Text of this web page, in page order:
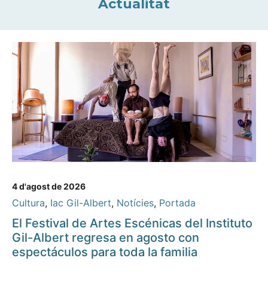
Actualitat
4 d'agost de 2026
Cultura, Iac Gil-Albert, Notícies, Portada
El Festival de Artes Escénicas del Instituto
Gil-Albert regresa en agosto con
espectáculos para toda la familia